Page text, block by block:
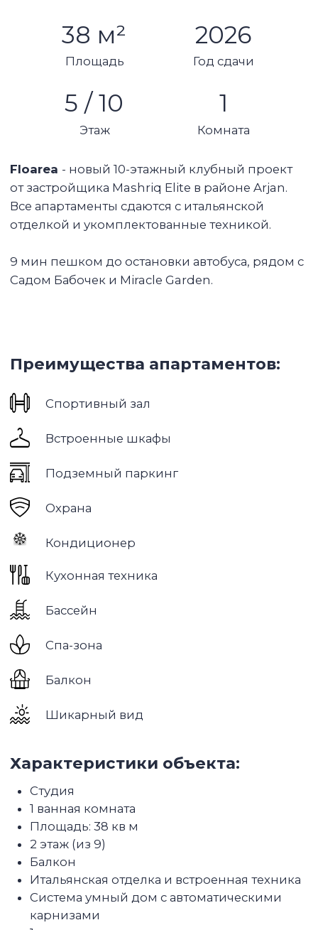
1 ванная комната
Площадь: 38 кв м
2 этаж (из 9)
Система умный дом с автоматическими
карнизами
Декоративный водопад
Современный тренажёрный зал
Коворкинг
Современный тренажерный зал
Общие зоны для встреч и работы
амбициозных районов Дубая, сочетающий
жилую, развлекательную и коммерческую
инфраструктуру. Проект был задуман как
“город в городе” и продолжает активно
форматы жилья — от уютных апартаментов до
роскошных вилл.
район отличается хорошей транспортной
доступностью: к нему ведут главные
автомагистрали города — Sheikh Mohammed
Bin Zayed Road (E311), Emirates Road (E611) и Al
Ain Road. Это позволяет быстро добраться до
деловых и туристических центров, аэропорта
и морского побережья.
отдельных сообществ и подрайонов — таких
как Villanova, Al Waha, Layan, The Villa, Arabian
архитектурный стиль и особенности.
Преимущества района:
• разнообразие форматов жилья по доступным
ценам;
• зелёные зоны, парки, школы, детские сады и
клиники;
• развлекательные объекты: Global Village, IMG
Worlds of Adventure, Dubai Outlet Mall, Dubai
Autodrome;
• спортивные комплексы, гольф-поля и клубы;
• спокойная и семейная атмосфера.
Dubailand идеально подходит для семей,
экспатов и инвесторов, которые ищут
сочетание уюта, безопасности и выгодного